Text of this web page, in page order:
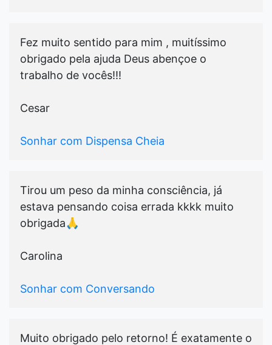
Fez muito sentido para mim , muitíssimo
obrigado pela ajuda Deus abençoe o
trabalho de vocês!!!
Cesar
Sonhar com Dispensa Cheia
Tirou um peso da minha consciência, já
estava pensando coisa errada kkkk muito
obrigada🙏
Carolina
Sonhar com Conversando
Muito obrigado pelo retorno! É exatamente o